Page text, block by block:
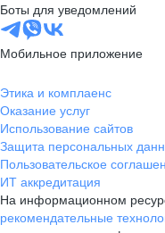
Боты для уведомлений
Мобильное приложение
Этика и комплаенс
Оказание услуг
Использование сайтов
Защита персональных
Пользовательское
ИТ аккредитация
На информационном
рекомендательные